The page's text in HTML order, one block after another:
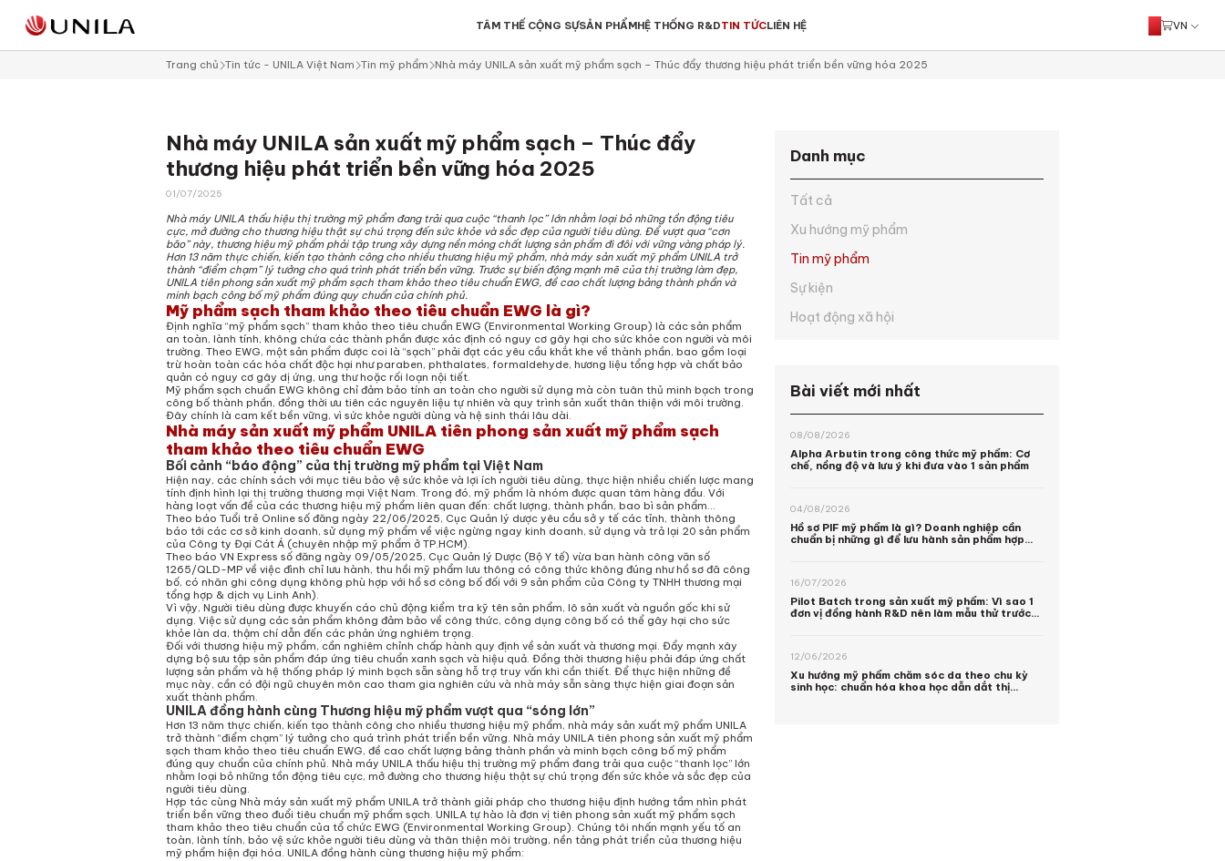
TÂM THẾ CỘNG SỰSẢN PHẨM
Sản Phẩm Chăm Sóc Da Mặt Tẩy Trang
Toner
Mặt Nạ
Serum
Chống Nắng
Son Dưỡng Môi
Tẩy Tế Bào Chết Body Body Oil
Nước Hoa Lăn Khử Mùi
Sản Phẩm Chăm Sóc Tóc
Dầu Gội
Tẩy Tế Bào Chết Da
Sản Phẩm Dành Cho Spa
Sản Phẩm Trang Điểm Son Môi
HỆ THỐNG R&DTIN TỨC
Xu hướng mỹ phẩm
Hoạt động công ty Hoạt động xã hội
LIÊN HỆ VN
Trang chủ Tin tức - UNILA Việt Nam Tin mỹ phẩm Nhà máy UNILA sản xuất mỹ phẩm sạch – Thúc đẩy thương hiệu phát triển bền vững hóa 2025
Nhà máy UNILA sản xuất mỹ phẩm sạch – Thúc đẩy
thương hiệu phát triển bền vững hóa 2025
01/07/2025
Nhà máy UNILA thấu hiệu thị trường mỹ phẩm đang trải qua cuộc “thanh lọc” lớn nhằm loại bỏ những tồn động tiêu
cực, mở đường cho thương hiệu thật sự chú trọng đến sức khỏe và sắc đẹp của người tiêu dùng. Để vượt qua “cơn
bão” này, thương hiệu mỹ phẩm phải tập trung xây dựng nền móng chất lượng sản phẩm đi đôi với vững vàng pháp lý.
Hơn 13 năm thực chiến, kiến tạo thành công cho nhiều thương hiệu mỹ phẩm, nhà máy sản xuất mỹ phẩm UNILA trở
thành “điểm chạm” lý tưởng cho quá trình phát triển bền vững. Trước sự biến động mạnh mẽ của thị trường làm đẹp,
UNILA tiên phong sản xuất mỹ phẩm sạch tham khảo theo tiêu chuẩn EWG, đề cao chất lượng bảng thành phần và
minh bạch công bố mỹ phẩm đúng quy chuẩn của chính phủ.
Mỹ phẩm sạch tham khảo theo tiêu chuẩn EWG là gì?
Định nghĩa “mỹ phẩm sạch” tham khảo theo tiêu chuẩn EWG (Environmental Working Group) là các sản phẩm
an toàn, lành tính, không chứa các thành phần được xác định có nguy cơ gây hại cho sức khỏe con người và môi
trường. Theo EWG, một sản phẩm được coi là “sạch” phải đạt các yêu cầu khắt khe về thành phần, bao gồm loại
trừ hoàn toàn các hóa chất độc hại như paraben, phthalates, formaldehyde, hương liệu tổng hợp và chất bảo
quản có nguy cơ gây dị ứng, ung thư hoặc rối loạn nội tiết.
Mỹ phẩm sạch chuẩn EWG không chỉ đảm bảo tính an toàn cho người sử dụng mà còn tuân thủ minh bạch trong
công bố thành phần, đồng thời ưu tiên các nguyên liệu tự nhiên và quy trình sản xuất thân thiện với môi trường.
Đây chính là cam kết bền vững, vì sức khỏe người dùng và hệ sinh thái lâu dài.
Nhà máy sản xuất mỹ phẩm UNILA tiên phong sản xuất mỹ phẩm sạch
tham khảo theo tiêu chuẩn EWG
Bối cảnh “báo động” của thị trường mỹ phẩm tại Việt Nam
Hiện nay, các chính sách với mục tiêu bảo vệ sức khỏe và lợi ích người tiêu dùng, thực hiện nhiều chiến lược mang
tính định hình lại thị trường thương mại Việt Nam. Trong đó, mỹ phẩm là nhóm được quan tâm hàng đầu. Với
hàng loạt vấn đề của các thương hiệu mỹ phẩm liên quan đến: chất lượng, thành phần, bao bì sản phẩm…
Theo báo Tuổi trẻ Online số đăng ngày 22/06/2025, Cục Quản lý dược yêu cầu sở y tế các tỉnh, thành thông
báo tới các cơ sở kinh doanh, sử dụng mỹ phẩm về việc ngừng ngay kinh doanh, sử dụng và trả lại 20 sản phẩm
của Công ty Đại Cát Á (chuyên nhập mỹ phẩm ở TP.HCM).
Theo báo VN Express số đăng ngày 09/05/2025, Cục Quản lý Dược (Bộ Y tế) vừa ban hành công văn số
1265/QLD-MP về việc đình chỉ lưu hành, thu hồi mỹ phẩm lưu thông có công thức không đúng như hồ sơ đã công
bố, có nhãn ghi công dụng không phù hợp với hồ sơ công bố đối với 9 sản phẩm của Công ty TNHH thương mại
tổng hợp & dịch vụ Linh Anh).
Vì vậy, Người tiêu dùng được khuyến cáo chủ động kiểm tra kỹ tên sản phẩm, lô sản xuất và nguồn gốc khi sử
dụng. Việc sử dụng các sản phẩm không đảm bảo về công thức, công dụng công bố có thể gây hại cho sức
khỏe làn da, thậm chí dẫn đến các phản ứng nghiêm trọng.
Đối với thương hiệu mỹ phẩm, cần nghiêm chỉnh chấp hành quy định về sản xuất và thương mại. Đẩy mạnh xây
dựng bộ sưu tập sản phẩm đáp ứng tiêu chuẩn xanh sạch và hiệu quả. Đồng thời thương hiệu phải đáp ứng chất
lượng sản phẩm và hệ thống pháp lý minh bạch sẵn sàng hỗ trợ truy vấn khi cần thiết. Để thực hiện những đề
mục này, cần có đội ngũ chuyên môn cao tham gia nghiên cứu và nhà máy sẵn sàng thực hiện giai đoạn sản
xuất thành phẩm.
UNILA đồng hành cùng Thương hiệu mỹ phẩm vượt qua “sóng lớn”
Hơn 13 năm thực chiến, kiến tạo thành công cho nhiều thương hiệu mỹ phẩm, nhà máy sản xuất mỹ phẩm UNILA
trở thành “điểm chạm” lý tưởng cho quá trình phát triển bền vững. Nhà máy UNILA tiên phong sản xuất mỹ phẩm
sạch tham khảo theo tiêu chuẩn EWG, đề cao chất lượng bảng thành phần và minh bạch công bố mỹ phẩm
đúng quy chuẩn của chính phủ. Nhà máy UNILA thấu hiệu thị trường mỹ phẩm đang trải qua cuộc “thanh lọc” lớn
nhằm loại bỏ những tồn động tiêu cực, mở đường cho thương hiệu thật sự chú trọng đến sức khỏe và sắc đẹp của
người tiêu dùng.
Hợp tác cùng Nhà máy sản xuất mỹ phẩm UNILA trở thành giải pháp cho thương hiệu định hướng tầm nhìn phát
triển bền vững theo đuổi tiêu chuẩn mỹ phẩm sạch. UNILA tự hào là đơn vị tiên phong sản xuất mỹ phẩm sạch
tham khảo theo tiêu chuẩn của tổ chức EWG (Environmental Working Group). Chúng tôi nhấn mạnh yếu tố an
toàn, lành tính, bảo vệ sức khỏe người tiêu dùng và thân thiện môi trường, nền tảng phát triển của thương hiệu
mỹ phẩm hiện đại hóa. UNILA đồng hành cùng thương hiệu mỹ phẩm:
Danh mục
Tất cả
Xu hướng mỹ phẩm
Tin mỹ phẩm
Sự kiện
Hoạt động xã hội
Bài viết mới nhất
08/08/2026
Alpha Arbutin trong công thức mỹ phẩm: Cơ
chế, nồng độ và lưu ý khi đưa vào 1 sản phẩm
04/08/2026
Hồ sơ PIF mỹ phẩm là gì? Doanh nghiệp cần
chuẩn bị những gì để lưu hành sản phẩm hợp
16/07/2026
Pilot Batch trong sản xuất mỹ phẩm: Vì sao 1
đơn vị đồng hành R&D nên làm mẫu thử trước
12/06/2026
Xu hướng mỹ phẩm chăm sóc da theo chu kỳ
sinh học: chuẩn hóa khoa học dẫn dắt thị